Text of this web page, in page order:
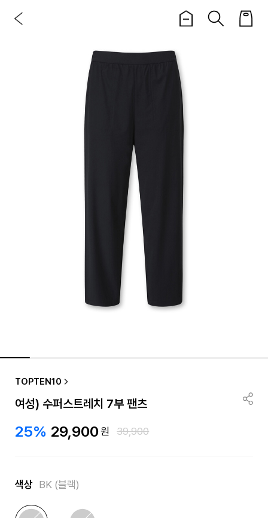
TOPTEN10
여성) 수퍼스트레치 7부 팬츠
25% 29,900원 39,900
색상 BK (블랙)